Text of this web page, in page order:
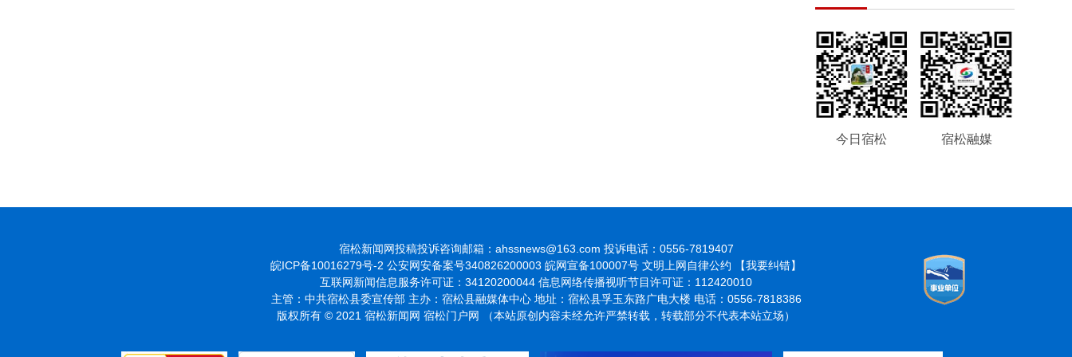
今日宿松 宿松融媒
宿松新闻网投稿投诉咨询邮箱：ahssnews@163.com 投诉电话：0556-7819407
皖ICP备10016279号-2 公安网安备案号340826200003 皖网宣备100007号 文明上网自律公约
【我要纠错】
互联网新闻信息服务许可证：34120200044 信息网络传播视听节目许可证：112420010
主管：中共宿松县委宣传部 主办：宿松县融媒体中心 地址：宿松县孚玉东路广电大楼 电话：0556-7818386
版权所有 © 2021 宿松新闻网 宿松门户网 （本站原创内容未经允许严禁转载，转载部分不代表本站立场）